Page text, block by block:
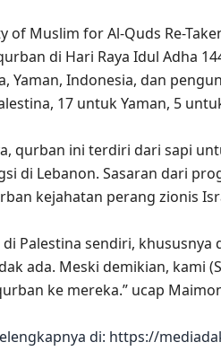
of Muslim for Al-Quds Re-
di Hari Raya Idul Adha
Yaman, Indonesia, dan
17 untuk Yaman, 5
qurban ini terdiri dari sapi
di Lebanon. Sasaran dari
kejahatan perang zionis
di Palestina sendiri,
ada. Meski demikian, kami
ke mereka.” ucap
di: https://